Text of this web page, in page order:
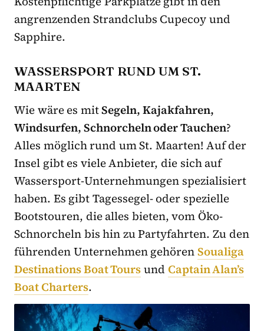
angrenzenden Strandclubs Cupecoy und
Sapphire.
WASSERSPORT RUND UM ST.
MAARTEN
Wie wäre es mitSegeln, Kajakfahren,
Windsurfen, Schnorcheln oder Tauchen?
Alles möglich rund um St. Maarten! Auf der
Insel gibt es viele Anbieter, die sich auf
Wassersport-Unternehmungen spezialisiert
haben. Es gibt Tagessegel- oder spezielle
Bootstouren, die alles bieten, vom Öko-
Schnorcheln bis hin zu Partyfahrten. Zu den
führenden Unternehmen gehörenSoualiga
Destinations Boat Toursund Captain Alan’s
Boat Charters.